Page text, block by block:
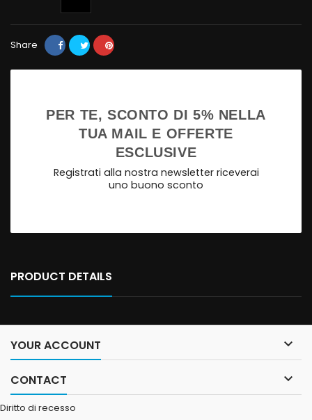
Share
PER TE, SCONTO DI 5% NELLA
TUA MAIL E OFFERTE
ESCLUSIVE
Registrati alla nostra newsletter riceverai
uno buono sconto
PRODUCT DETAILS
YOUR ACCOUNT 
CONTACT 
Diritto di recesso